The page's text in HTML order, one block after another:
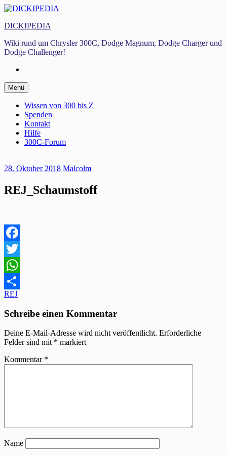
Zum
springen
DICKIPEDIA
Wiki rund um Chrysler 300C, Dodge Magnum, Dodge Charger und
Dodge Challenger!
Menü Zum
Inhalt
springen
Wissen von 300 bis Z
Spenden
Kontakt
Hilfe
300C-Forum
28. Oktober 2018 Malcolm
REJ_Schaumstoff
Facebook
Twitter
WhatsApp
Teilen
Beitragsnavigation
REJ
Schreibe einen Kommentar
Deine E-Mail-Adresse wird nicht veröffentlicht. Erforderliche
Felder sind mit * markiert
Kommentar *
Name